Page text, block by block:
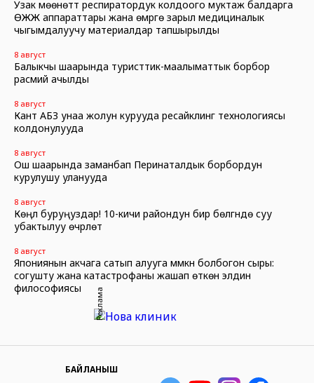
Узак мөөнөттүү респиратордук колдоого муктаж балдарга
ӨЖЖ аппараттары жана өмүргө зарыл медициналык
чыгымдалуучу материалдар тапшырылды
8 август
Балыкчы шаарында туристтик-маалыматтык борбор
расмий ачылды
8 август
Кант АБЗ унаа жолун курууда ресайклинг технологиясы
колдонулууда
8 август
Ош шаарында заманбап Перинаталдык борбордун
курулушу уланууда
8 август
Көңүл буруңуздар! 10-кичи райондун бир бөлүгүндө суу
убактылуу өчүрүлөт
8 август
Япониянын акчага сатып алууга мүмкүн болбогон сыры:
согушту жана катастрофаны жашап өткөн элдин
философиясы
Реклама
БАЙЛАНЫШ